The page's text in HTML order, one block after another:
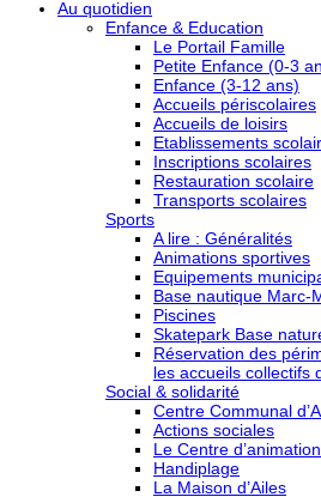
Au quotidien
Enfance & Education
Le Portail Famille
Petite Enfance (0-3
Enfance (3-12 ans)
Accueils périscolaires
Accueils de loisirs
Etablissements
Inscriptions scolaires
Restauration scolaire
Transports scolaires
Sports
A lire : Généralités
Animations sportives
Equipements
Base nautique Marc-
Piscines
Skatepark Base
Réservation des
les accueils collectifs
Social & solidarité
Centre Communal
Actions sociales
Le Centre
Handiplage
La Maison d’Ailes